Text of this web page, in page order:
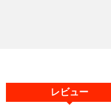
レビュー